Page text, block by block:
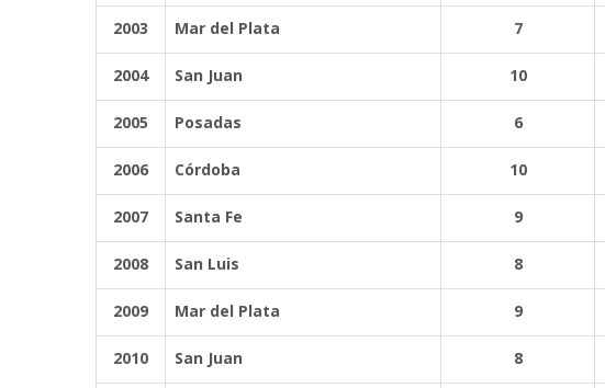
2003 Mar del Plata 7
2004 San Juan 10
2005 Posadas 6
2006 Córdoba 10
2007 Santa Fe 9
2008 San Luis 8
2009 Mar del Plata 9
2010 San Juan 8